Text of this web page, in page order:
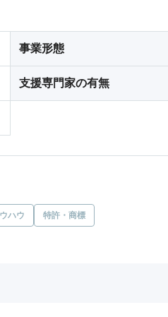
事業形態
支援専門家の有無
ハウ 特許・商標